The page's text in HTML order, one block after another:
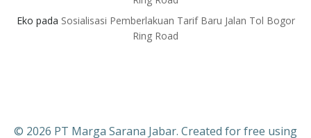
Eko pada Sosialisasi Pemberlakuan Tarif Baru Jalan Tol Bogor
Ring Road
© 2026 PT Marga Sarana Jabar. Created for free using